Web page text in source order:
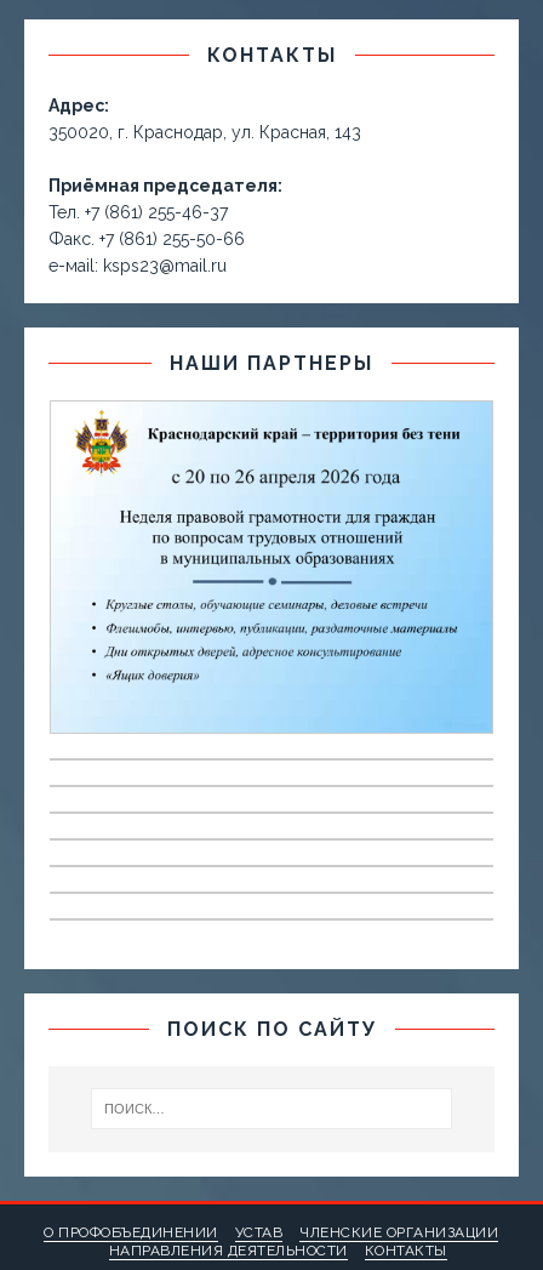
КОНТАКТЫ
Адрес:
350020, г. Краснодар, ул. Красная, 143
Приёмная председателя:
Тел. +7 (861) 255-46-37
Факс. +7 (861) 255-50-66
е-маil: ksps23@mail.ru
НАШИ ПАРТНЕРЫ
ПОИСК ПО САЙТУ
О ПРОФОБЪЕДИНЕНИИ УСТАВ
ЧЛЕНСКИЕ ОРГАНИЗАЦИИ
НАПРАВЛЕНИЯ ДЕЯТЕЛЬНОСТИ
КОНТАКТЫ